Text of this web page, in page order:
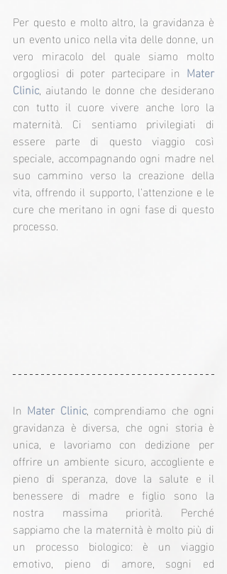
Per questo e molto altro, la gravidanza è
un evento unico nella vita delle donne, un
vero miracolo del quale siamo molto
orgogliosi di poter partecipare in Mater
Clinic, aiutando le donne che desiderano
con tutto il cuore vivere anche loro la
maternità. Ci sentiamo privilegiati di
essere parte di questo viaggio così
speciale, accompagnando ogni madre nel
suo cammino verso la creazione della
vita, offrendo il supporto, l'attenzione e le
cure che meritano in ogni fase di questo
processo.
In Mater Clinic, comprendiamo che ogni
gravidanza è diversa, che ogni storia è
unica, e lavoriamo con dedizione per
offrire un ambiente sicuro, accogliente e
pieno di speranza, dove la salute e il
benessere di madre e figlio sono la
nostra massima priorità. Perché
sappiamo che la maternità è molto più di
un processo biologico: è un viaggio
emotivo, pieno di amore, sogni ed